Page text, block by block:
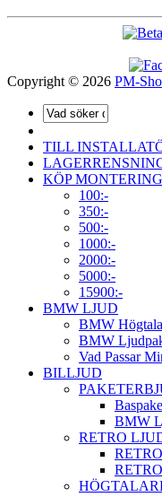
Copyright © 2026 PM-
TILL
KÖP
100:-
350:-
500:-
1000:-
2000:-
5000:-
15900:-
BMW LJUD
BMW
BMW
Vad Passar
BILLJUD
BMW
RETRO